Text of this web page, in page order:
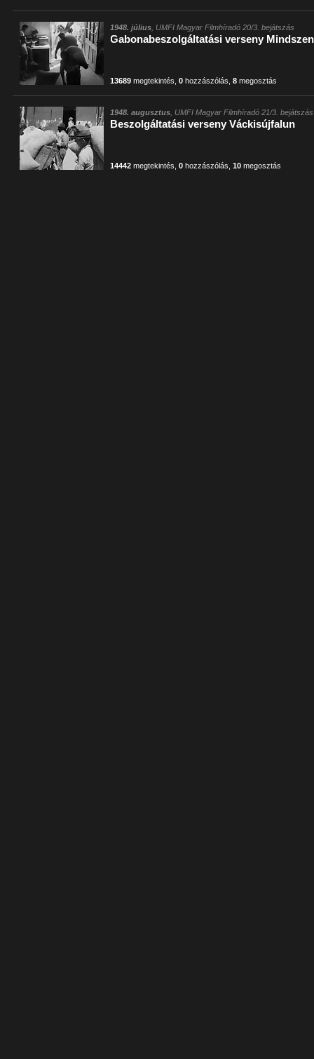
1948. július , UMFI Magyar Filmhíradó 20/3. bejátszás
Gabonabeszolgáltatási verseny
13689 megtekintés ,0 hozzászólás ,8 megosztás
1948. augusztus , UMFI Magyar Filmhíradó 21/3. bejátszás
Beszolgáltatási verseny Váckisújfalun
14442 megtekintés ,0 hozzászólás ,10 megosztás